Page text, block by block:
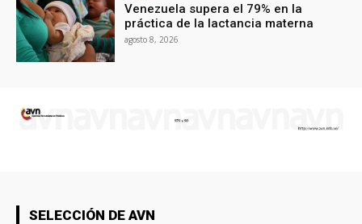
Venezuela supera el 79% en la
práctica de la lactancia materna
agosto 8, 2026
SELECCIÓN DE AVN